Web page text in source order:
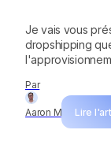
Par
Aaron M Lire
Je vais vous
dropshipping